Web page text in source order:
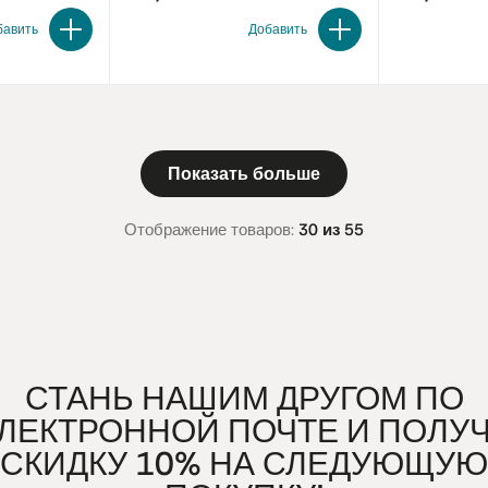
Добавить
Показать больше
Отображение товаров: 30 из 55
СТАНЬ НАШИМ ДРУГОМ ПО
ПОЧТЕ И
СКИДКУ 10% НА СЛЕДУЮЩУЮ